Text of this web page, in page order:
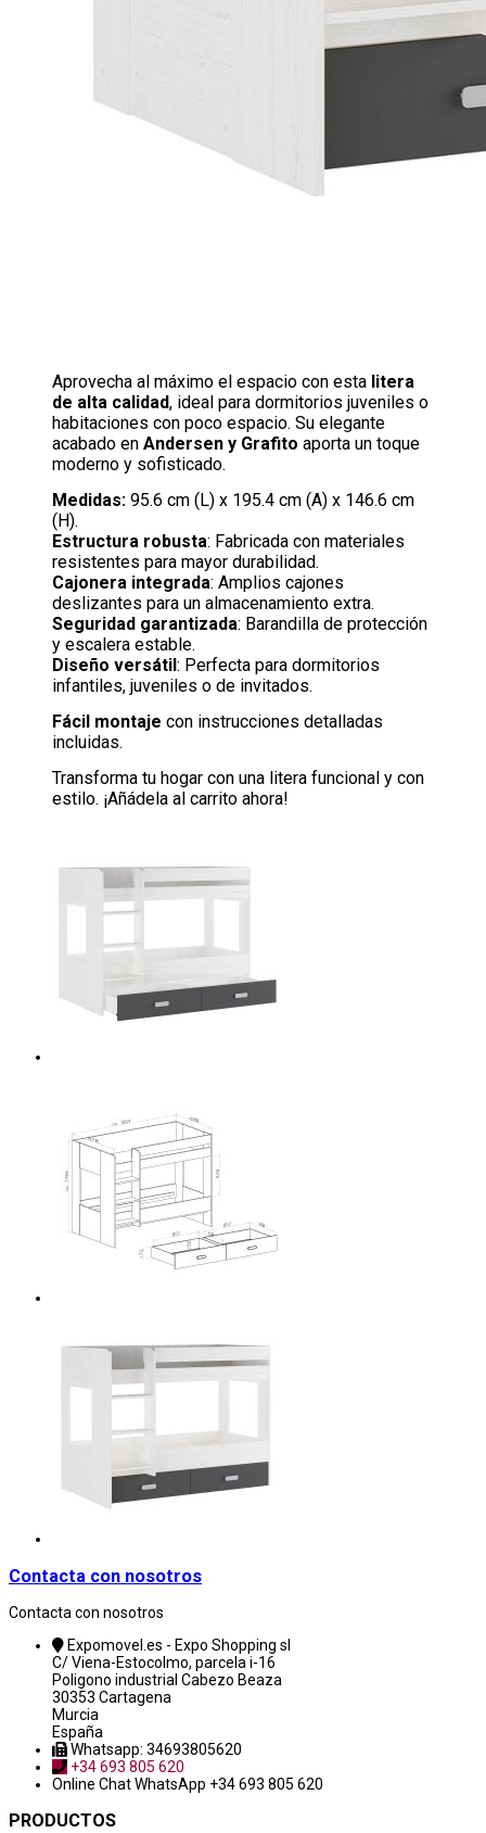
Aprovecha al máximo el espacio con esta litera
de alta calidad, ideal para dormitorios juveniles o
habitaciones con poco espacio. Su elegante
acabado en Andersen y Grafito aporta un toque
moderno y sofisticado.
Medidas: 95.6 cm (L) x 195.4 cm (A) x 146.6 cm
(H).
Estructura robusta: Fabricada con materiales
resistentes para mayor durabilidad.
Cajonera integrada: Amplios cajones
deslizantes para un almacenamiento extra.
Seguridad garantizada: Barandilla de protección
y escalera estable.
Diseño versátil : Perfecta para dormitorios
infantiles, juveniles o de invitados.
Fácil montaje con instrucciones detalladas
incluidas.
Transforma tu hogar con una litera funcional y con
estilo. ¡Añádela al carrito ahora!
Contacta con nosotros
Contacta con nosotros
Expomovel.es - Expo Shopping sl
C/ Viena-Estocolmo, parcela i-16
Poligono industrial Cabezo Beaza
30353 Cartagena
Murcia
España
Whatsapp: 34693805620
+34 693 805 620
Online ChatWhatsApp +34 693 805 620
PRODUCTOS